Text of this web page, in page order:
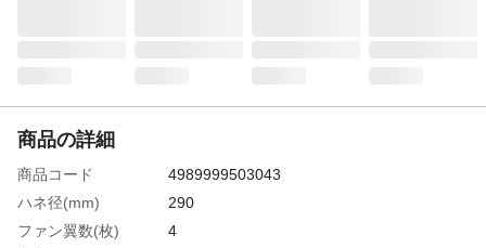
商品の詳細
商品コード
4989999503043
ハネ径(mm)
290
ファン翼数(枚)
4